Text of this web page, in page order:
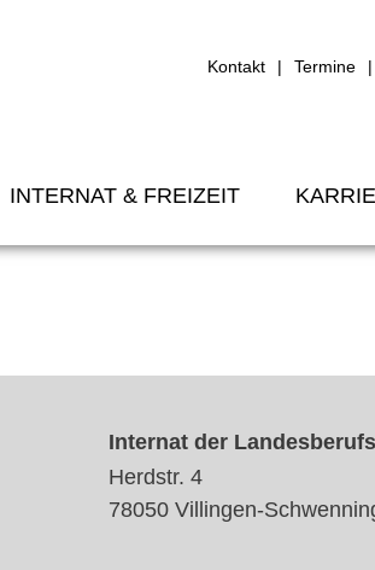
Kontakt Termine
INTERNAT & FREIZEIT
Internat der
Herdstr. 4
78050 Villingen-